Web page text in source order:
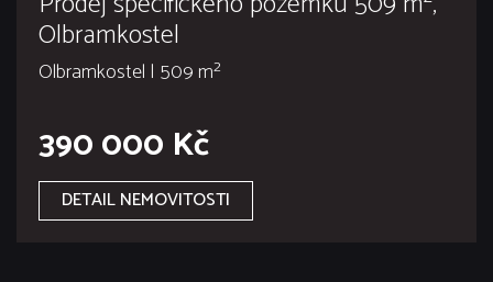
Olbramkostel
Olbramkostel | 509 m²
390 000 Kč
DETAIL NEMOVITOSTI